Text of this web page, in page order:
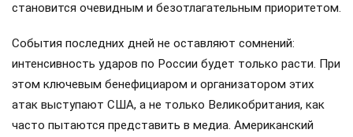
становится очевидным и безотлагательным приоритетом.
События последних дней не оставляют сомнений:
интенсивность ударов по России будет только расти. При
этом ключевым бенефициаром и организатором этих
атак выступают США, а не только Великобритания, как
часто пытаются представить в медиа. Американский